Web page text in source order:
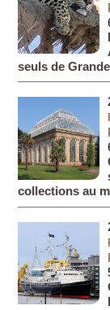
seuls de
collections au